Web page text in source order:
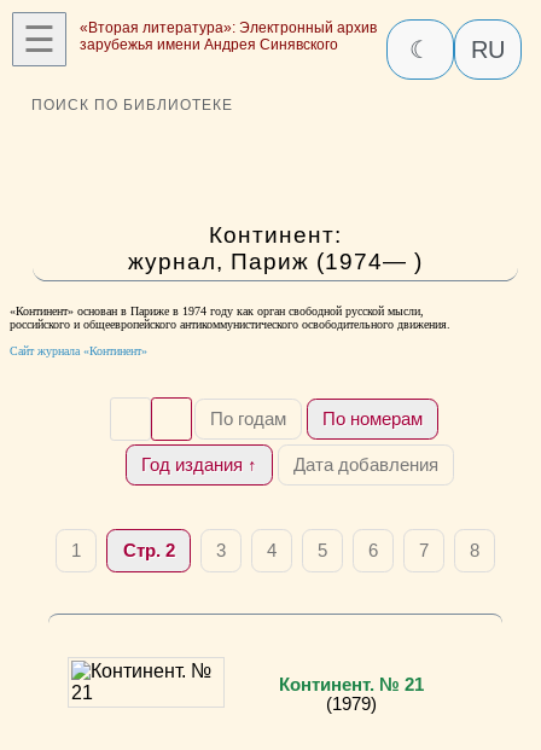
☰
«Вторая литература»: Электронный архив
зарубежья имени Андрея Синявского
☾ RU
ПОИСК ПО БИБЛИОТЕКЕ
Континент:
журнал, Париж (1974— )
«Континент» основан в Париже в 1974 году как орган свободной русской мысли,
российского и общеевропейского антикоммунистического освободительного движения.
Сайт журнала «Континент»
По годам По номерам
Год издания ↑ Дата добавления
1 Стр. 2 3 4 5 6 7 8
Континент. № 21
(1979)